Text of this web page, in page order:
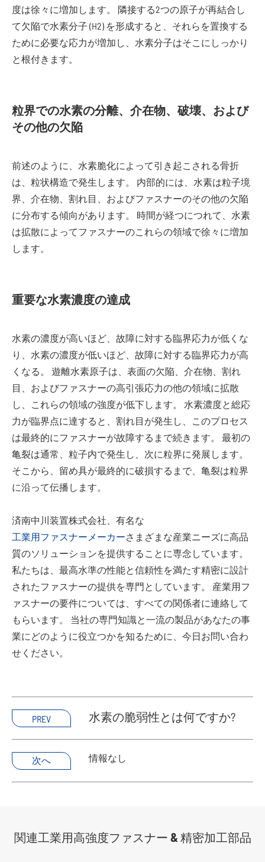
度は徐々に増加します。 隣接する2つの原子が再結合し
て欠陥で水素分子 (H2) を形成すると、それらを置換する
ために必要な応力が増加し、水素分子はそこにしっかり
と根付きます。
粒界での水素の分離、介在物、破壊、および
その他の欠陥
前述のように、水素脆化によって引き起こされる骨折
は、粒状構造で発生します。 内部的には、水素は粒子境
界、介在物、割れ目、およびファスナーのその他の欠陥
に分布する傾向があります。 時間が経つにつれて、水素
は拡散によってファスナーのこれらの領域で徐々に増加
します。
重要な水素濃度の達成
水素の濃度が高いほど、故障に対する臨界応力が低くな
り、水素の濃度が低いほど、故障に対する臨界応力が高
くなる。 遊離水素原子は、表面の欠陥、介在物、割れ
目、およびファスナーの高引張応力の他の領域に拡散
し、これらの領域の強度が低下します。 水素濃度と総応
力が臨界点に達すると、割れ目が発生し、このプロセス
は最終的にファスナーが故障するまで続きます。 最初の
亀裂は通常、粒子内で発生し、次に粒界に発展します。
そこから、留め具が最終的に破損するまで、亀裂は粒界
に沿って伝播します。
済南中川装置株式会社、有名な
工業用ファスナーメーカーさまざまな産業ニーズに高品
質のソリューションを提供することに専念しています。
私たちは、最高水準の性能と信頼性を満たす精密に設計
されたファスナーの提供を専門としています。 産業用フ
ァスナーの要件については、すべての関係者に連絡して
もらいます。 当社の専門知識と一流の製品があなたの事
業にどのように役立つかを知るために、今日お問い合わ
せください。
PREV 水素の脆弱性とは何ですか?
次へ 情報なし
関連工業用高強度ファスナー & 精密加工部品